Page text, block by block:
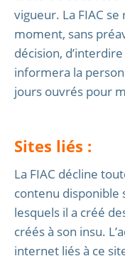
vigueur. La FIAC
moment, sans
décision,
informera la
jours ouvrés pour
Sites liés :
La FIAC décline
contenu disponible
lesquels il a créé
créés à son insu.
internet liés à ce